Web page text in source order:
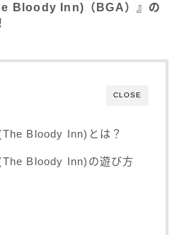
Bloody Inn)（BGA）』の
CLOSE
Bloody Inn)とは？
Bloody Inn)の遊び方